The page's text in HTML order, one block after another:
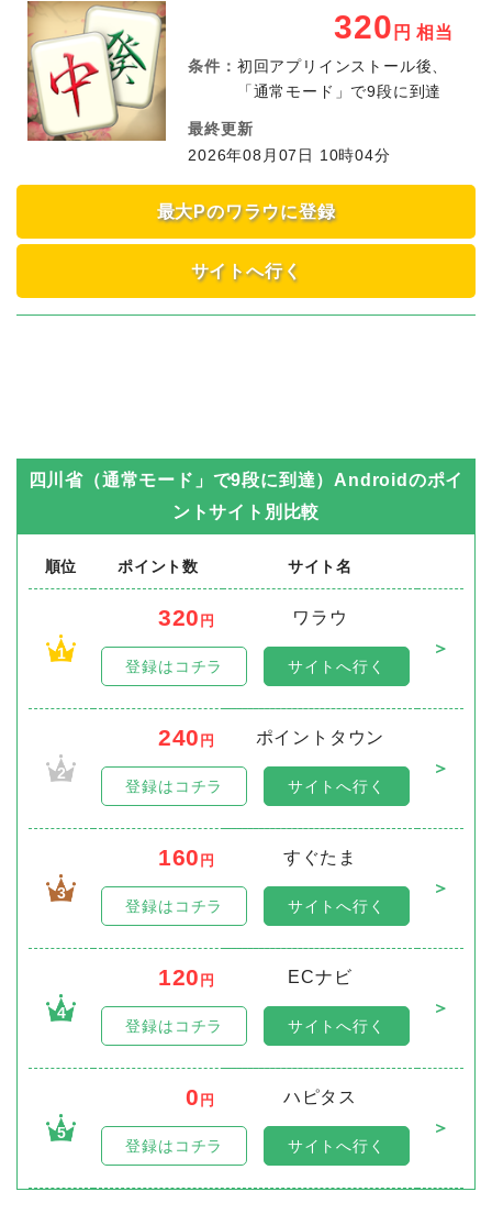
320 円 相当
条件： 初回アプリインストール後、
「通常モード」で9段に到達
最終更新
2026年08月07日 10時04分
最大Pのワラウに登録
サイトへ行く
四川省（通常モード」で9段に到達）Android のポイ
ントサイト別比較
順位 ポイント数 サイト名
1
320 円
ワラウ
＞
登録はコチラ サイトへ行く
2
240 円
ポイントタウン
＞
登録はコチラ サイトへ行く
3
160 円
すぐたま
＞
登録はコチラ サイトへ行く
4
120 円
ECナビ
＞
登録はコチラ サイトへ行く
5
0 円
ハピタス
＞
登録はコチラ サイトへ行く